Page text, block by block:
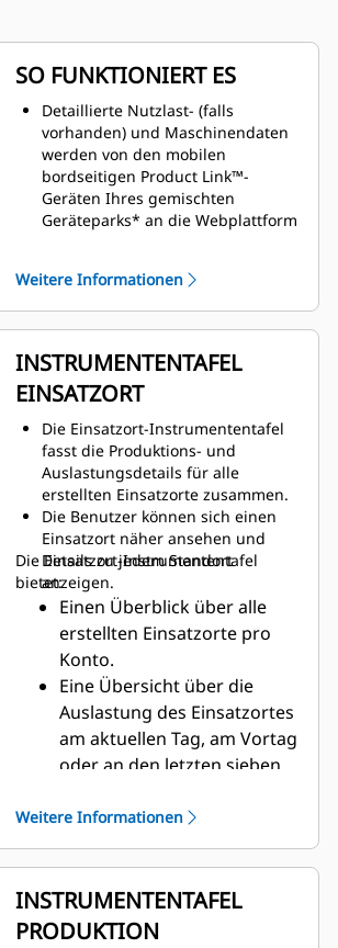
SO FUNKTIONIERT ES
Detaillierte Nutzlast- (falls
vorhanden) und Maschinendaten
werden von den mobilen
bordseitigen Product Link™-
Geräten Ihres gemischten
Geräteparks* an die Webplattform
VisionLink Productivity integrierten
maschinellen Lernalgorithmus
analysiert, um Einblicke in die
Produktivität am Einsatzort und
die Auslastung der Geräte zu
erhalten.
Telematikdaten von allen
angemeldeten Maschinen am
Einsatzort werden analysiert, um
Maschineninteraktionen und den
Ort von Ereignissen zu
bestimmen.
Standortdaten werden mit
Kraftstoff- und Nutzlastdaten
verknüpft, um einen
detaillierteren Überblick über die
in einem Zyklus geleistete
Maschinenarbeit zu erhalten.
Erstellen Sie Zonen (Geofences),
um Bereiche zu kategorisieren
und Grenzen für eine verbesserte
Arbeitstaktaufzeichnung und -
verfolgung nach Zonen zu
Instrumententafeln fassen die
Ausnahmefällen und Mustern zur
Optimierung der Produktivität.
Weitere Informationen
INSTRUMENTENTAFEL
EINSATZORT
Die Einsatzort-Instrumententafel
fasst die Produktions- und
Auslastungsdetails für alle
erstellten Einsatzorte zusammen.
Die Benutzer können sich einen
Einsatzort näher ansehen und
Details zu jedem Standort
anzeigen.
Die Einsatzort-Instrumententafel
bietet:
Einen Überblick über alle
erstellten Einsatzorte pro
Konto.
Eine Übersicht über die
Auslastung des Einsatzortes
am aktuellen Tag, am Vortag
oder an den letzten sieben
Einen Vergleich der
wichtigsten
Leistungsindikatoren (KPIs)
für alle Einsatzorte.
Weitere Informationen
INSTRUMENTENTAFEL
PRODUKTION